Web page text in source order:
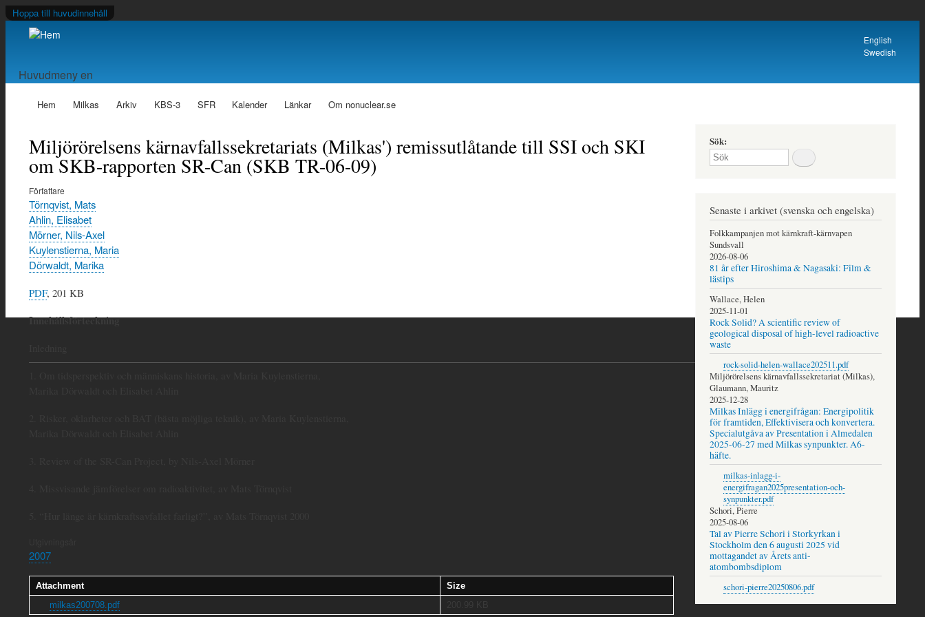
Hoppa till huvudinnehåll
Language
English
Swedish
Huvudmeny en
Hem Milkas Arkiv KBS-3 SFR Kalender Länkar Om nonuclear.se
Miljörörelsens kärnavfallssekretariats (Milkas') remissutlåtande till SSI och SKI
om SKB-rapporten SR-Can (SKB TR-06-09)
Författare
Törnqvist, Mats
Ahlin, Elisabet
Mörner, Nils-Axel
Kuylenstierna, Maria
Dörwaldt, Marika
PDF, 201 KB
Innehållsförteckning
2007
Attachment
Size
milkas200708.pdf
Sök
Senaste i arkivet (svenska och engelska)
Folkkampanjen mot kärnkraft-kärnvapen
Sundsvall
2026-08-06
81 år efter Hiroshima & Nagasaki: Film &
lästips
Wallace, Helen
2025-11-01
Rock Solid? A scientific review of
geological disposal of high-level radioactive
waste
rock-solid-helen-wallace202511.pdf
Miljörörelsens kärnavfallssekretariat (Milkas),
Glaumann, Mauritz
2025-12-28
Milkas Inlägg i energifrågan: Energipolitik
för framtiden, Effektivisera och konvertera.
Specialutgåva av Presentation i Almedalen
2025-06-27 med Milkas synpunkter. A6-
häfte.
milkas-inlagg-i-
energifragan2025presentation-och-
synpunkter.pdf
Schori, Pierre
2025-08-06
Tal av Pierre Schori i Storkyrkan i
Stockholm den 6 augusti 2025 vid
mottagandet av Årets anti-
atombombsdiplom
schori-pierre20250806.pdf